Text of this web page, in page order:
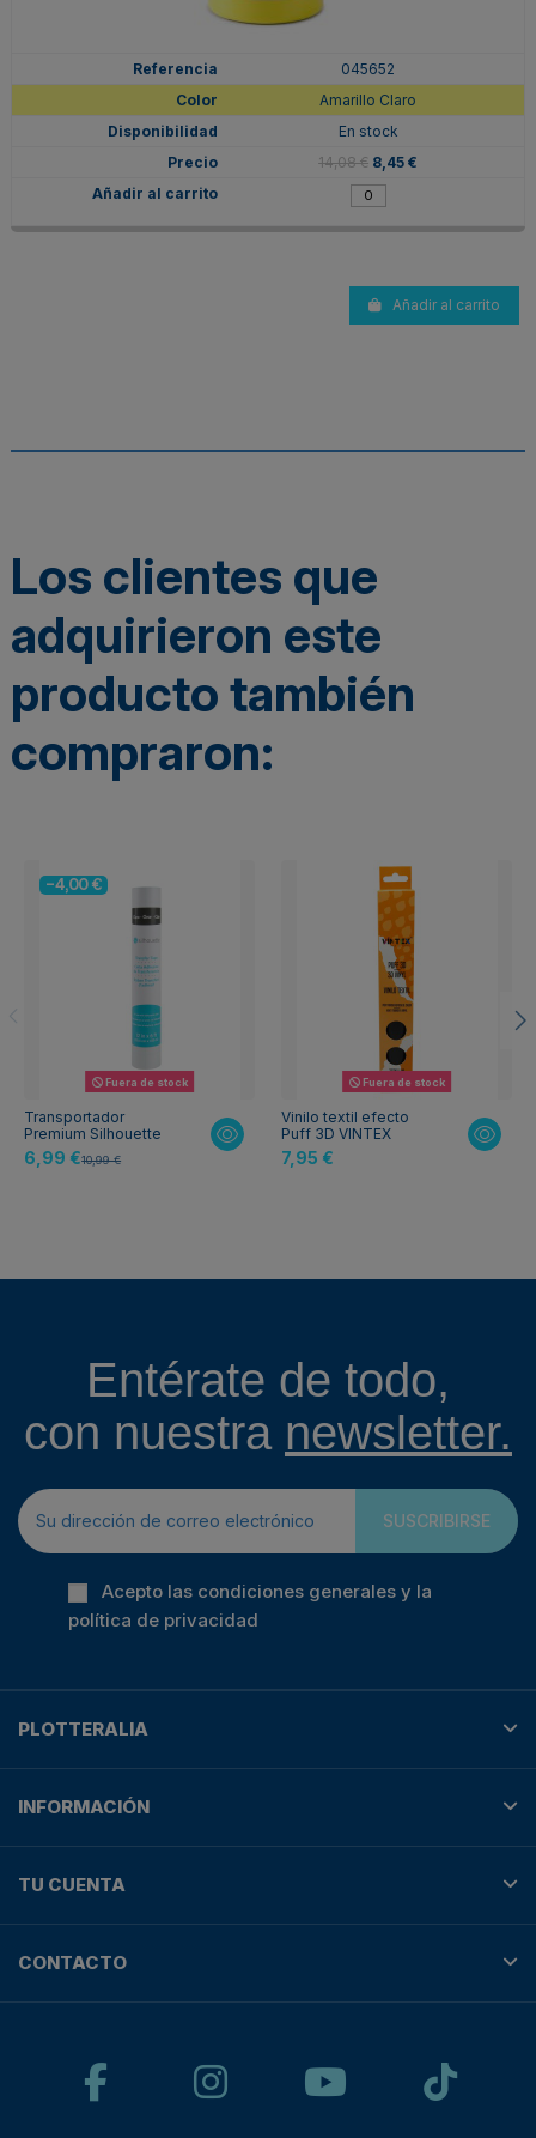
045652
Amarillo Claro
En stock
14,08 € 8,45 €
Añadir al carrito
Los clientes que
adquirieron este
producto también
compraron:
-4,00 €
Fuera de stock
Transportador
Premium Silhouette
6,99 €10,99 €
Fuera de stock
Vinilo textil efecto
Puff 3D VINTEX
7,95 €
Entérate de todo,
con nuestra newsletter.
SUSCRIBIRSE
Acepto las condiciones generales y la
política de privacidad
PLOTTERALIA
INFORMACIÓN
TU CUENTA
CONTACTO